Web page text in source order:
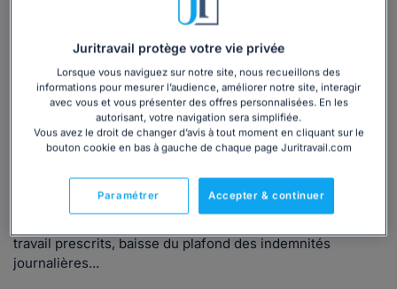
Quels sont les droits d'un salarié en arrêt
maladie ?
Rédigé par Alexandra Marion, mis à jour le 04/08/2026
En arrêt de travail pour maladie, le salarié a des droits mais
aussi des obligations à respecter s'il souhaite être
ont impacté l'indemnisation des salariés en arrêt de travail
pour maladie ou accident non
travail prescrits, baisse du plafond des indemnités
journalières...
Juritravail protège votre vie privée
Lorsque vous naviguez sur notre site, nous recueillons des
informations pour mesurer l’audience, améliorer notre site, interagir
avec vous et vous présenter des offres personnalisées. En les
autorisant, votre navigation sera simplifiée.
Vous avez le droit de changer d’avis à tout moment en cliquant sur le
bouton cookie en bas à gauche de chaque page Juritravail.com
Accepter & continuer
Paramétrer